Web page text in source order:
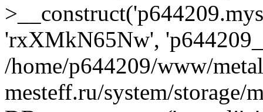
'rxXMkN65Nw',
/home/p644209/www/
mesteff.ru/system/